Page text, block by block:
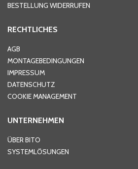
BESTELLUNG WIDERRUFEN
RECHTLICHES
AGB
MONTAGEBEDINGUNGEN
IMPRESSUM
DATENSCHUTZ
COOKIE MANAGEMENT
UNTERNEHMEN
ÜBER BITO
SYSTEMLÖSUNGEN